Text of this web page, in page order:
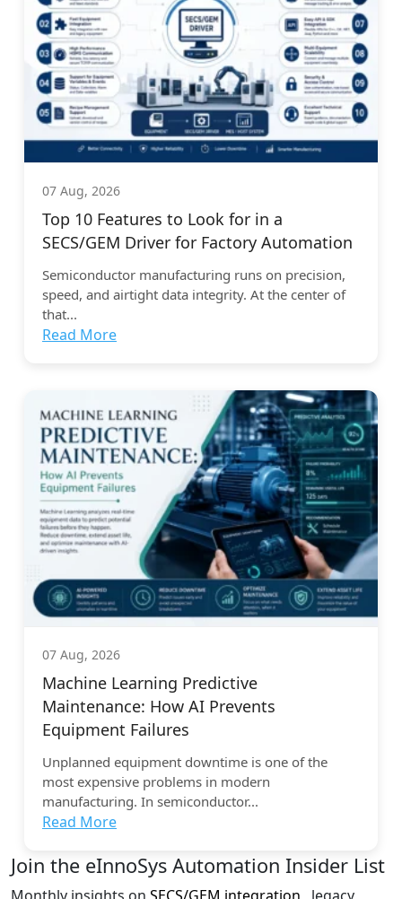
07 Aug, 2026
Top 10 Features to Look for in a
SECS/GEM Driver for Factory Automation
Semiconductor manufacturing runs on precision,
speed, and airtight data integrity. At the center of
that...
Read More
07 Aug, 2026
Machine Learning Predictive
Maintenance: How AI Prevents
Equipment Failures
Unplanned equipment downtime is one of the
most expensive problems in modern
manufacturing. In semiconductor...
Read More
Join the eInnoSys Automation Insider List